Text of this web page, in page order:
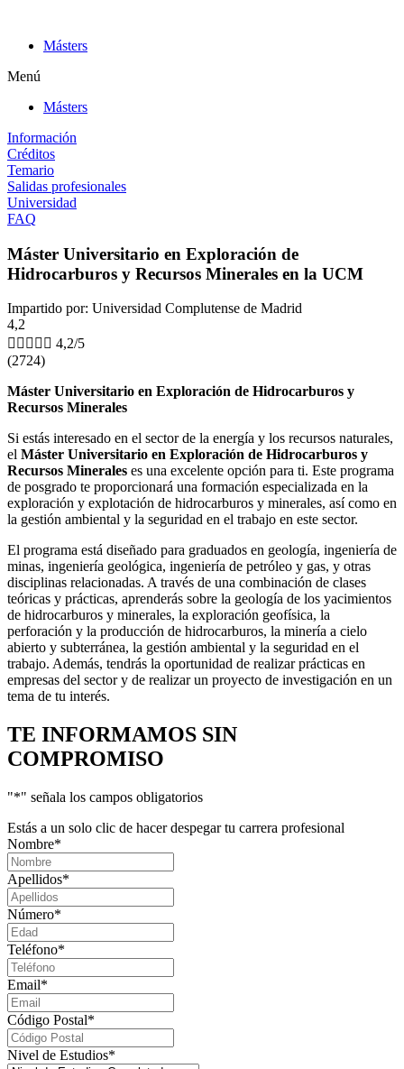
contenidoMásters
Menú
Másters
Información
Créditos
Temario
Salidas profesionales
Universidad
FAQ
Máster Universitario en Exploración de
Hidrocarburos y Recursos Minerales en la UCM
Impartido por: Universidad Complutense de Madrid
4,2
     4,2/5
(2724)
Máster Universitario en Exploración de Hidrocarburos y
Recursos Minerales
Si estás interesado en el sector de la energía y los recursos naturales,
el Máster Universitario en Exploración de Hidrocarburos y
Recursos Minerales es una excelente opción para ti. Este programa
de posgrado te proporcionará una formación especializada en la
exploración y explotación de hidrocarburos y minerales, así como en
la gestión ambiental y la seguridad en el trabajo en este sector.
El programa está diseñado para graduados en geología, ingeniería de
minas, ingeniería geológica, ingeniería de petróleo y gas, y otras
disciplinas relacionadas. A través de una combinación de clases
teóricas y prácticas, aprenderás sobre la geología de los yacimientos
de hidrocarburos y minerales, la exploración geofísica, la
perforación y la producción de hidrocarburos, la minería a cielo
abierto y subterránea, la gestión ambiental y la seguridad en el
trabajo. Además, tendrás la oportunidad de realizar prácticas en
empresas del sector y de realizar un proyecto de investigación en un
tema de tu interés.
TE INFORMAMOS SIN
COMPROMISO
"*" señala los campos obligatorios
Estás a un solo clic de hacer despegar tu carrera profesional
Nombre*
Apellidos*
Número*
Teléfono*
Email*
Código Postal*
Nivel de Estudios*